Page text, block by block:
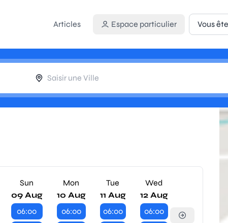
Articles
Espace particulier Vous
Sun
09 Aug
06:00
Mon
10 Aug
06:00
Tue
11 Aug
06:00
Wed
12 Aug
06:00